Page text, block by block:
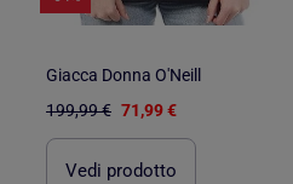
Giacca Donna O'Neill
199,99 € 71,99 €
Vedi prodotto